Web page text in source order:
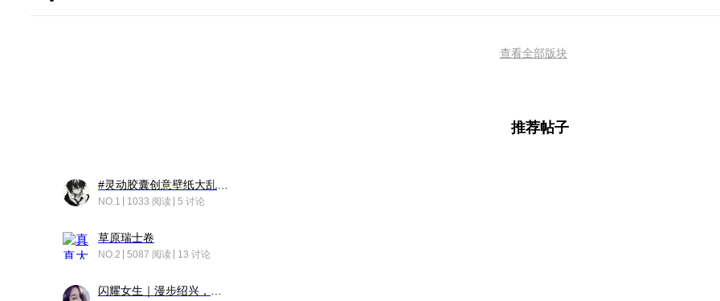
查看全部版块
推荐帖子
NO.1 1033 阅读 5 讨论
草原瑞士卷
NO.2 5087 阅读 13 讨论